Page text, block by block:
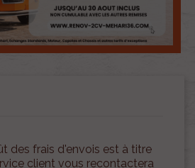
des frais d'envois est à titre
client vous recontactera